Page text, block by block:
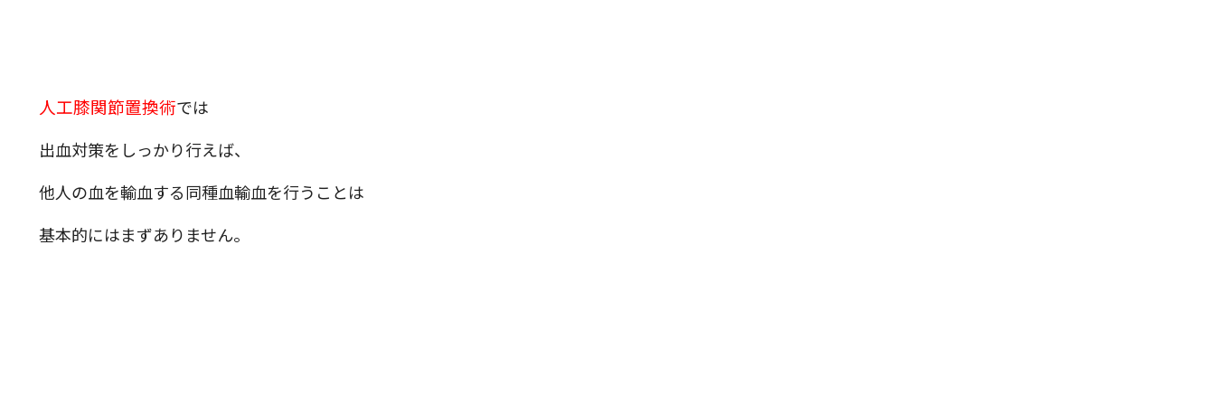
人工膝関節置換術では
出血対策をしっかり行えば、
他人の血を輸血する同種血輸血を行うことは
基本的にはまずありません。